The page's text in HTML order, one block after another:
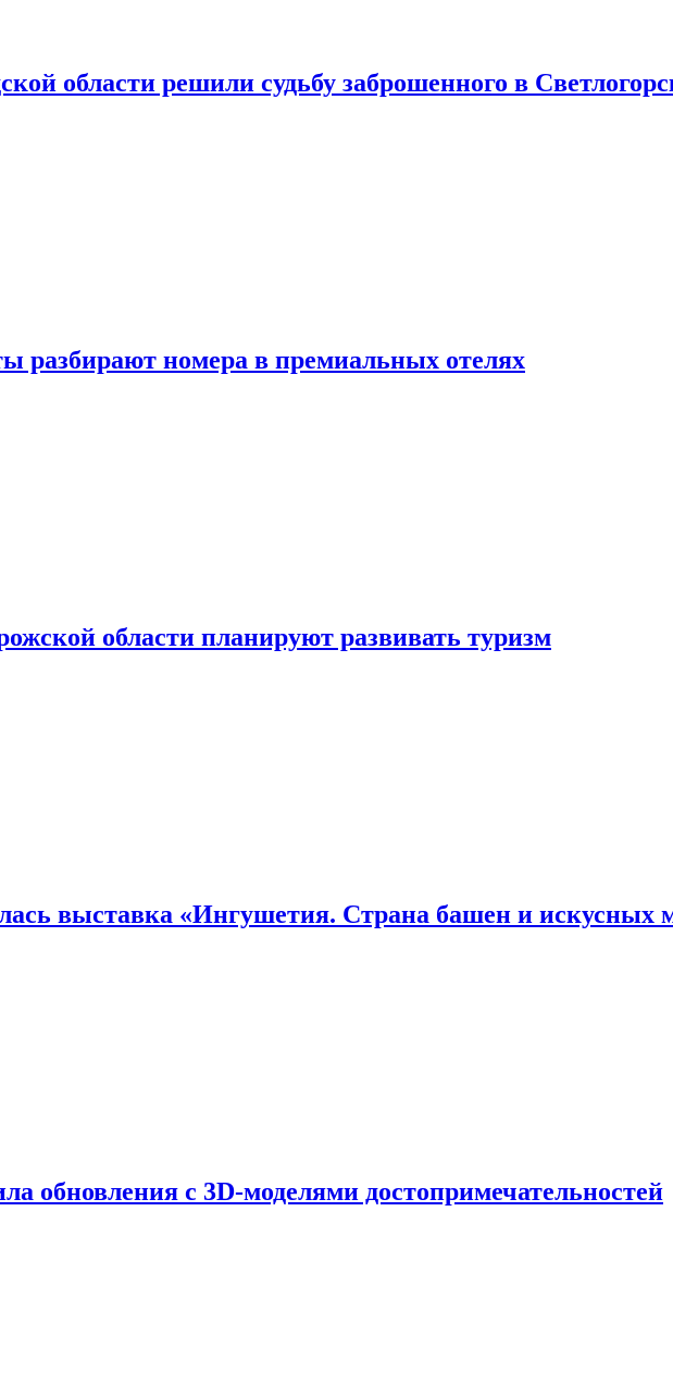
области решили судьбу заброшенного в
разбирают номера в премиальных отелях
области планируют развивать туризм
выставка «Ингушетия. Страна башен и искусных
обновления с 3D-моделями достопримечательностей